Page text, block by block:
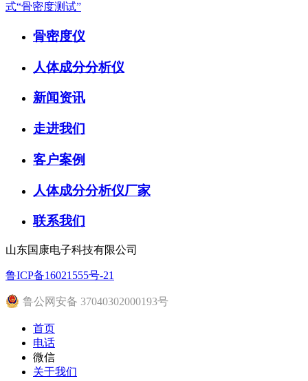
式“骨密度测试”
骨密度仪
人体成分分析仪
新闻资讯
走进我们
客户案例
人体成分分析仪厂家
联系我们
山东国康电子科技有限公司
鲁ICP备16021555号-21
鲁公网安备 37040302000193号
首页
电话
微信
关于我们